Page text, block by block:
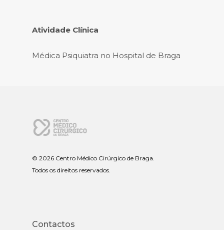
Atividade Clínica
Médica Psiquiatra no Hospital de Braga
© 2026 Centro Médico Cirúrgico de Braga.
Todos os direitos reservados.
Contactos